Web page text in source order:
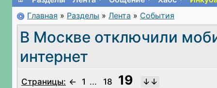
Главная » Разделы » Лента » События
В Москве отключили
интернет
Страницы: ← 1 ... 18 19